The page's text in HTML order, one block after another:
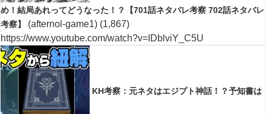
め！結局あれってどうなった！？【701話ネタバレ考察 702話ネタバレ
考察】
(afternol-game1) (1,867)
https://www.youtube.com/watch?v=IDblviY_C5U
KH考察：元ネタはエジプト神話！？予知書は